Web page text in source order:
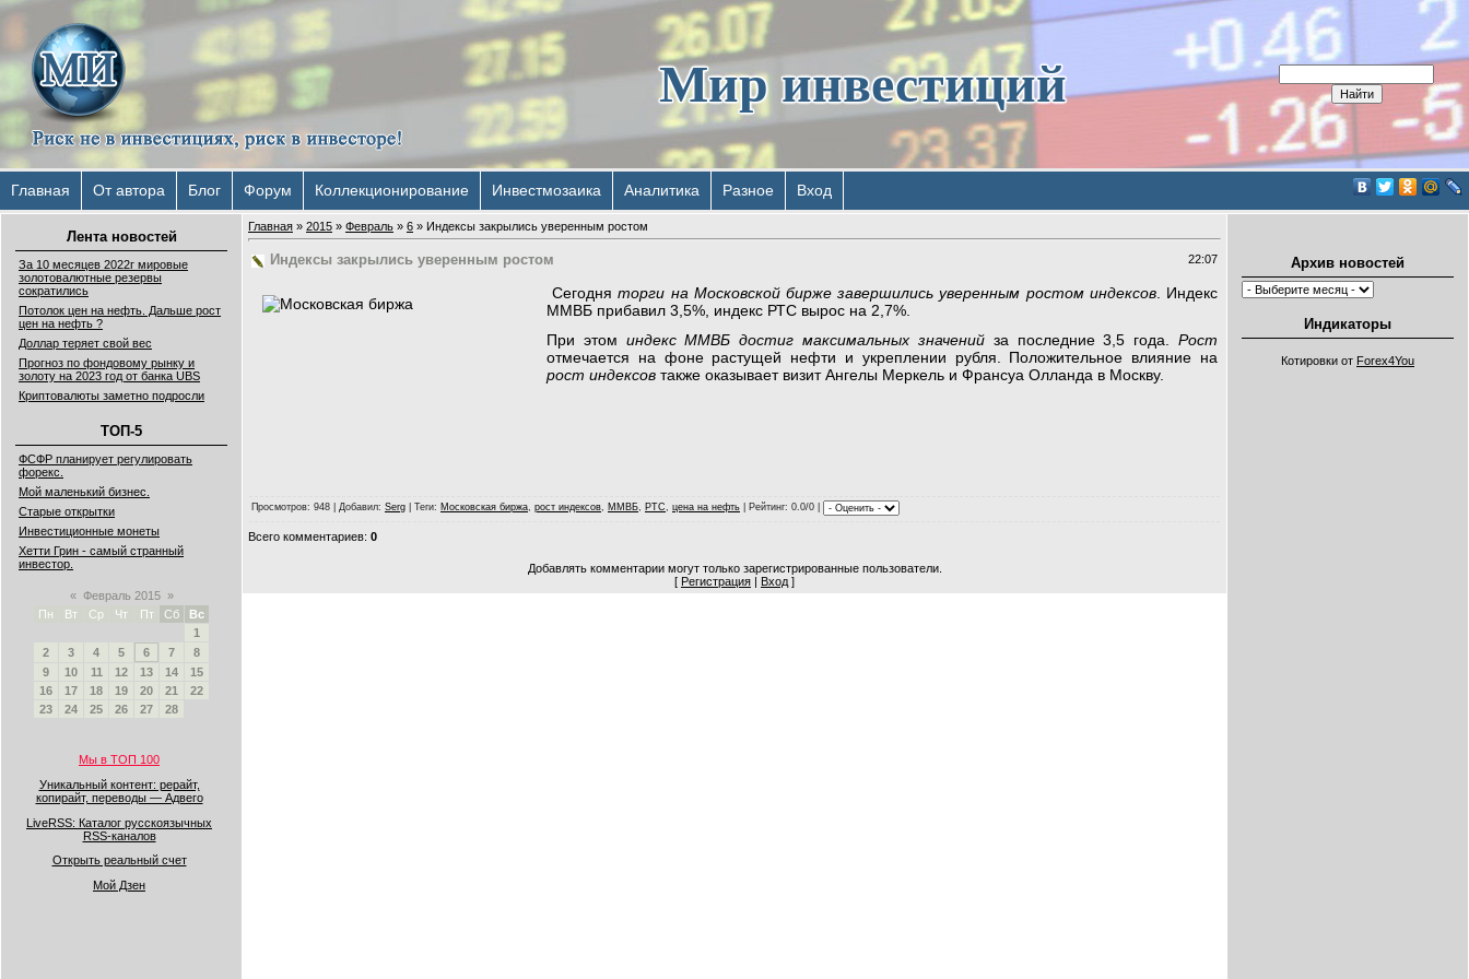
Мир инвестиций
Главная От автора Блог Форум Коллекционирование Инвестмозаика Аналитика Разное Вход
Лента новостей
За 10 месяцев 2022г мировые
золотовалютные резервы
сократились
Потолок цен на нефть. Дальше рост
цен на нефть ?
Доллар теряет свой вес
Прогноз по фондовому рынку и
золоту на 2023 год от банка UBS
Криптовалюты заметно подросли
ТОП-5
ФСФР планирует регулировать
форекс.
Мой маленький бизнес.
Старые открытки
Инвестиционные монеты
Хетти Грин - самый странный
инвестор.
« Февраль 2015 »
Пн
Вт Ср Чт Пт Сб
Вс
1
2
3 4 5 6 7
8
9
10 11 12 13 14
15
16
17 18 19 20 21
22
23
24 25 26 27 28
Мы в ТОП 100
Уникальный контент: рерайт,
копирайт, переводы — Адвего
LiveRSS: Каталог русскоязычных
RSS-каналов
Открыть реальный счет
Мой Дзен
Главная » 2015 » Февраль » 6 » Индексы закрылись уверенным ростом
Индексы закрылись уверенным ростом 22:07
Cегодня торги на Московской бирже завершились уверенным ростом индексов. Индекс
ММВБ прибавил 3,5%, индекс РТС вырос на 2,7%.
При этом индекс ММВБ достиг максимальных значенийза последние 3,5 года.Рост
отмечается на фоне растущей нефти и укреплении рубля. Положительное влияние на
рост индексов также оказывает визит Ангелы Меркель и Франсуа Олланда в Москву.
Просмотров: 948 | Добавил: Serg Теги: Московская биржа, рост индексов, ММВБ, РТС, цена на нефть Рейтинг: 0.0/0 |
Всего комментариев: 0
Добавлять комментарии могут только зарегистрированные пользователи.
[ Регистрация | Вход ]
Архив новостей
Индикаторы
Котировки от Forex4You